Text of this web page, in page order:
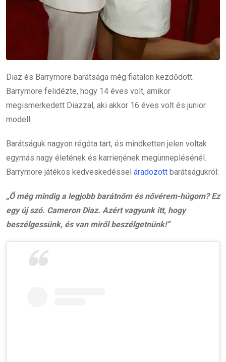
Diaz és Barrymore barátsága még fiatalon kezdődött.
Barrymore felidézte, hogy 14 éves volt, amikor
megismerkedett Diazzal, aki akkor 16 éves volt és junior
modell.
Barátságuk nagyon régóta tart, és mindketten jelen voltak
egymás nagy életének és karrierjének megünneplésénél.
Barrymore játékos kedveskedéssel áradozott barátságukról:
„Ő még mindig a legjobb barátnőm és nővérem-húgom? Ez
egy új szó. Cameron Diaz. Azért vagyunk itt, hogy
beszélgessünk, és van miről beszélgetnünk!”